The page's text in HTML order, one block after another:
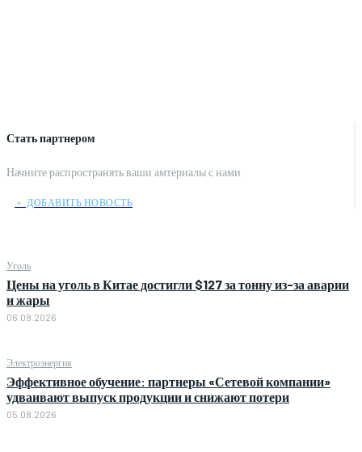
Стать партнером
Начните распространять ваши амтериалы с нами
﹢ ДОБАВИТЬ НОВОСТЬ
Уголь
Цены на уголь в Китае достигли $127 за тонну из-за аварии
и жары
06.08.2026
Электроэнергия
Эффективное обучение: партнеры «Сетевой компании»
удваивают выпуск продукции и снижают потери
05.08.2026